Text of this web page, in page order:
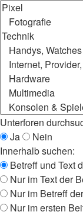
Unterforen
Ja
Nein
Innerhalb suchen:
Betreff und Text
Nur im Text der
Nur im Betreff
Nur im ersten